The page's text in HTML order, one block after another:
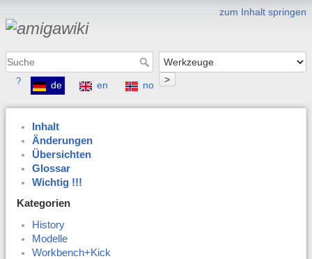
zum Inhalt springen
>
? de en no
Inhalt
Änderungen
Übersichten
Glossar
Wichtig !!!
Kategorien
History
Modelle
Workbench+Kick